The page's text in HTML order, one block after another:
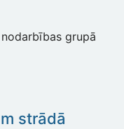
grupā
strādā